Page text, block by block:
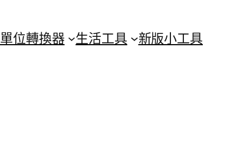
單位轉換器 生活工具 新版小工具